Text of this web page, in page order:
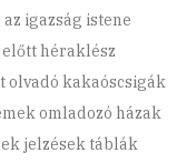
igazság istene
héraklész
olvadó kakaóscsigák
omladozó házak
jelzések táblák